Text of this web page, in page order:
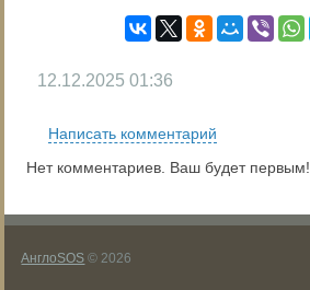
12.12.2025 01:36
Написать комментарий
Нет комментариев. Ваш будет первым!
АнглоSOS © 2026